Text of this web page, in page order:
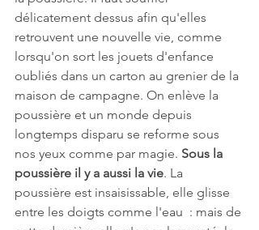
délicatement dessus afin qu'elles
retrouvent une nouvelle vie, comme
lorsqu'on sort les jouets d'enfance
oubliés dans un carton au grenier de la
maison de campagne. On enlève la
poussière et un monde depuis
longtemps disparu se reforme sous
nos yeux comme par magie. Sous la
poussière il y a aussi la vie. La
poussière est insaisissable, elle glisse
entre les doigts comme l'eau  : mais de